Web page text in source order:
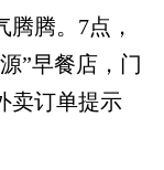
腾。7点，
”早餐店，门
卖订单提示